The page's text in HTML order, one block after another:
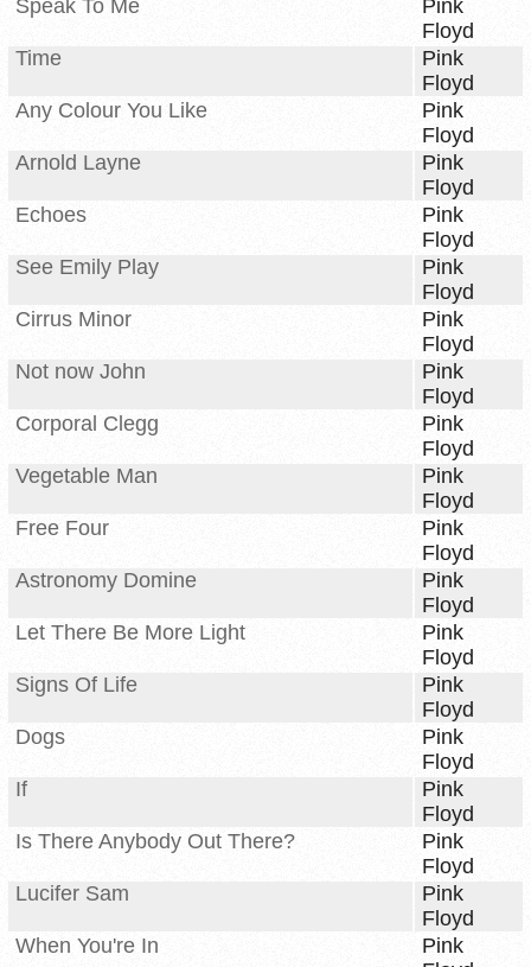
Speak To Me
Pink
Floyd
Time
Pink
Floyd
Any Colour You Like
Pink
Floyd
Arnold Layne
Pink
Floyd
Echoes
Pink
Floyd
See Emily Play
Pink
Floyd
Cirrus Minor
Pink
Floyd
Not now John
Pink
Floyd
Corporal Clegg
Pink
Floyd
Vegetable Man
Pink
Floyd
Free Four
Pink
Floyd
Astronomy Domine
Pink
Floyd
Let There Be More Light
Pink
Floyd
Signs Of Life
Pink
Floyd
Dogs
Pink
Floyd
If
Pink
Floyd
Is There Anybody Out There?
Pink
Floyd
Lucifer Sam
Pink
Floyd
When You're In
Pink